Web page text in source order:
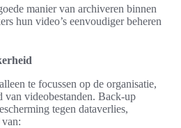
manier van archiveren binnen
hun video’s eenvoudiger beheren
te focussen op de organisatie,
van videobestanden. Back-up
tegen dataverlies,